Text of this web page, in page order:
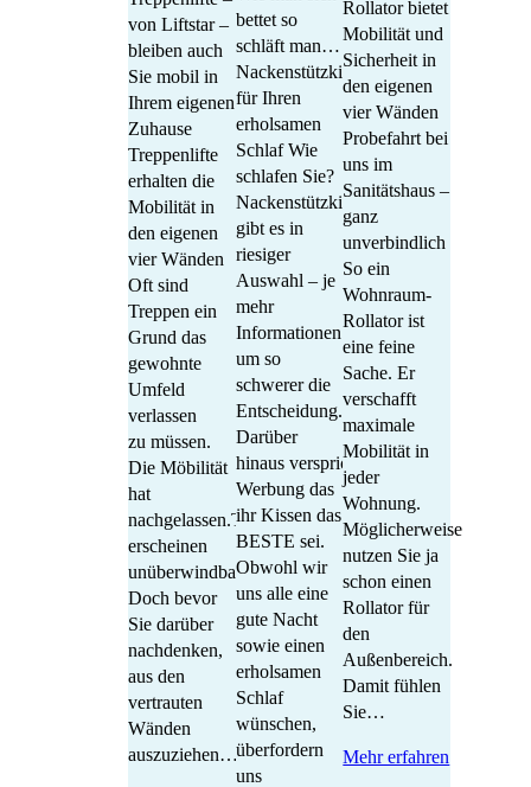
von Liftstar –
bleiben auch
Sie mobil in
Ihrem eigenen
Zuhause
Treppenlifte
erhalten die
Mobilität in
den eigenen
vier Wänden
Oft sind
Treppen ein
Grund das
gewohnte
Umfeld
verlassen
zu müssen.
Die Möbilität
hat
nachgelassen.Treppen
erscheinen
unüberwindbar.
Doch bevor
Sie darüber
nachdenken,
aus den
vertrauten
Wänden
auszuziehen…
bettet so
schläft man…
Nackenstützkissen
für Ihren
erholsamen
Schlaf Wie
schlafen Sie?
Nackenstützkissen
gibt es in
riesiger
Auswahl – je
mehr
Informationen
um so
schwerer die
Entscheidung.
Darüber
hinaus verspricht jede
Werbung das
ihr Kissen das
BESTE sei.
Obwohl wir
uns alle eine
gute Nacht
sowie einen
erholsamen
Schlaf
wünschen,
überfordern
uns
Rollator bietet
Mobilität und
Sicherheit in
den eigenen
vier Wänden
Probefahrt bei
uns im
Sanitätshaus –
ganz
unverbindlich
So ein
Wohnraum-
Rollator ist
eine feine
Sache. Er
verschafft
maximale
Mobilität in
jeder
Wohnung.
Möglicherweise
nutzen Sie ja
schon einen
Rollator für
den
Außenbereich.
Damit fühlen
Sie…
Mehr erfahren